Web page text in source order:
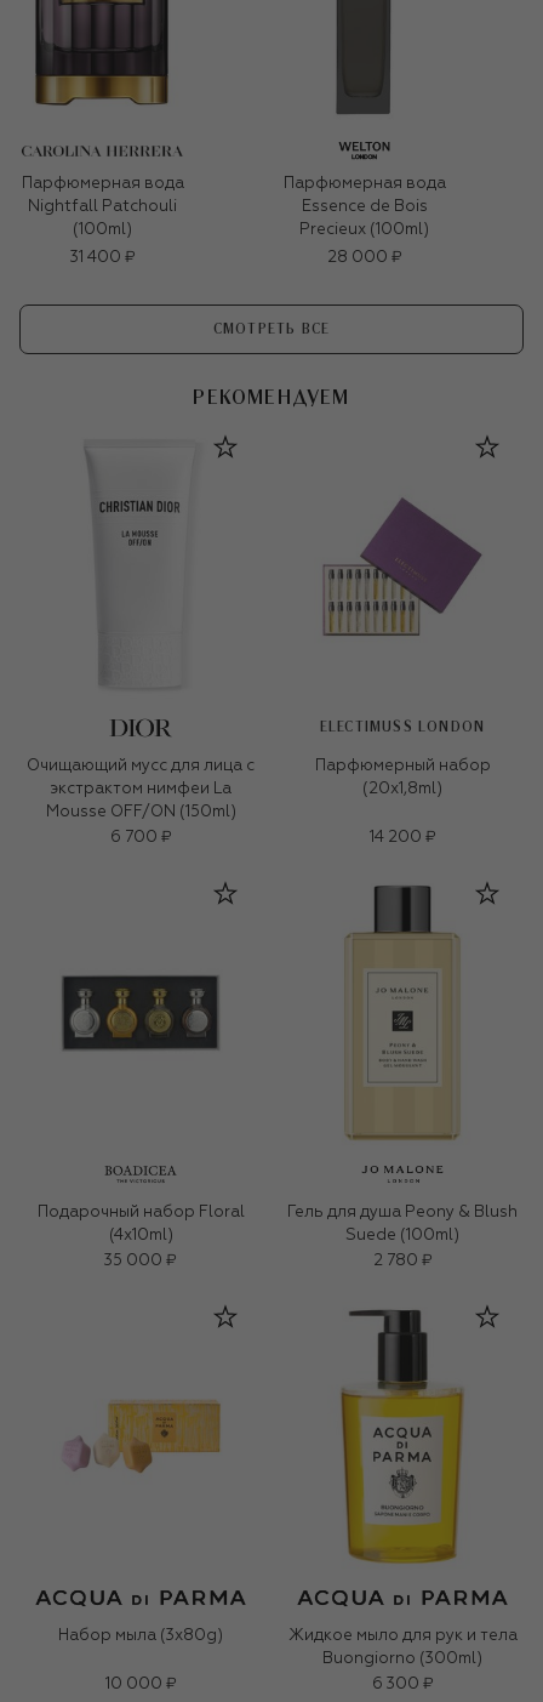
Парфюмерная вода
Nightfall Patchouli
(100ml)
31 400 ₽
Парфюмерная вода
Essence de Bois
Precieux (100ml)
28 000 ₽
СМОТРЕТЬ ВСЕ
РЕКОМЕНДУЕМ
Очищающий мусс для лица с
экстрактом нимфеи La
Mousse OFF/ON (150ml)
6 700 ₽
ELECTIMUSS LONDON
Парфюмерный набор
(20x1,8ml)
14 200 ₽
Подарочный набор Floral
(4x10ml)
35 000 ₽
Гель для душа Peony & Blush
Suede (100ml)
2 780 ₽
Набор мыла (3x80g)
10 000 ₽
Жидкое мыло для рук и тела
Buongiorno (300ml)
6 300 ₽